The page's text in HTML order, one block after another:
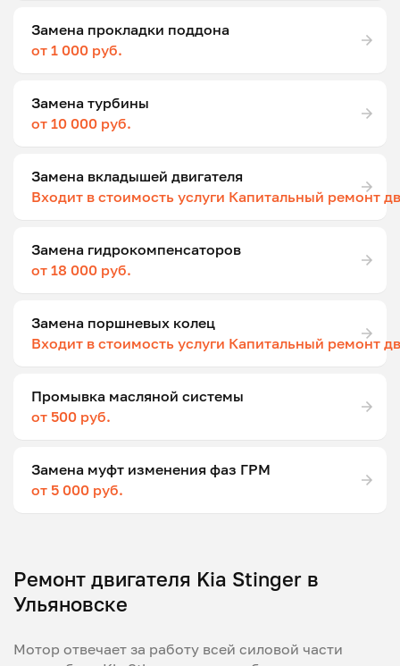
Замена прокладки поддона
от 1 000 руб.
Замена турбины
от 10 000 руб.
Замена вкладышей двигателя
Входит в стоимость услуги Капитальный ремонт
Замена гидрокомпенсаторов
от 18 000 руб.
Замена поршневых колец
Входит в стоимость услуги Капитальный ремонт
Промывка масляной системы
от 500 руб.
Замена муфт изменения фаз ГРМ
от 5 000 руб.
Ремонт двигателя Kia Stinger в
Ульяновске
Мотор отвечает за работу всей силовой части